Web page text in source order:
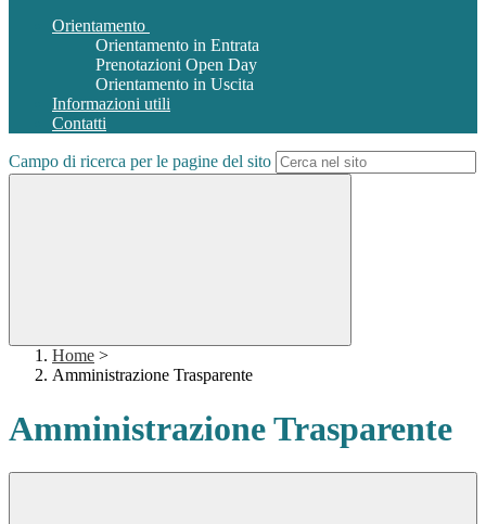
Orientamento
Orientamento in Entrata
Prenotazioni Open Day
Orientamento in Uscita
Informazioni utili
Contatti
Campo di ricerca per le pagine del sito
Home >
Amministrazione Trasparente
Amministrazione Trasparente